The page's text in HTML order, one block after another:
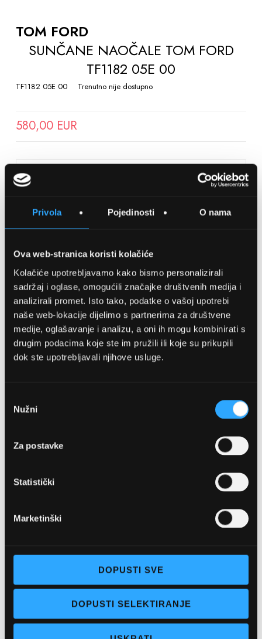
Privola Pojedinosti O nama
Ova web-stranica koristi kolačiće
Kolačiće upotrebljavamo kako bismo personalizirali
sadržaj i oglase, omogućili značajke društvenih medija i
analizirali promet. Isto tako, podatke o vašoj upotrebi
naše web-lokacije dijelimo s partnerima za društvene
medije, oglašavanje i analizu, a oni ih mogu kombinirati s
drugim podacima koje ste im pružili ili koje su prikupili
dok ste upotrebljavali njihove usluge.
pristanka
Nužni
Za postavke
Statistički
Marketinški
DOPUSTI SVE
DOPUSTI SELEKTIRANJE
THE
BEGINNING
GALLERY
TOM FORD
SUNČANE NAOČALE TOM FORD
TF1182 05E 00
TF1182 05E 00 Trenutno nije dostupno
580,00 EUR
SPREMITE NA LISTU ŽELJA
Detalji
OPTIKA NJEGO, POSLOVNICA 1
Pon - pet: 07 - 21h,
Sub: 07-21h